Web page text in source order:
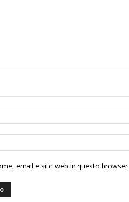
email e sito web in questo